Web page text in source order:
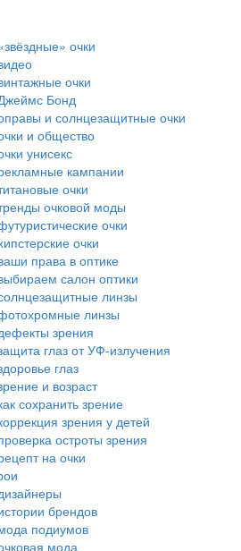
очки
очки
Бонд
и солнцезащитные очки
и общество
унисекс
кампании
очки
очковой моды
очки
очки
права в оптике
салон оптики
линзы
линзы
зрения
глаз от УФ-излучения
глаз
и возраст
сохранить зрение
зрения у детей
остроты зрения
на очки
брендов
подиумов
мода